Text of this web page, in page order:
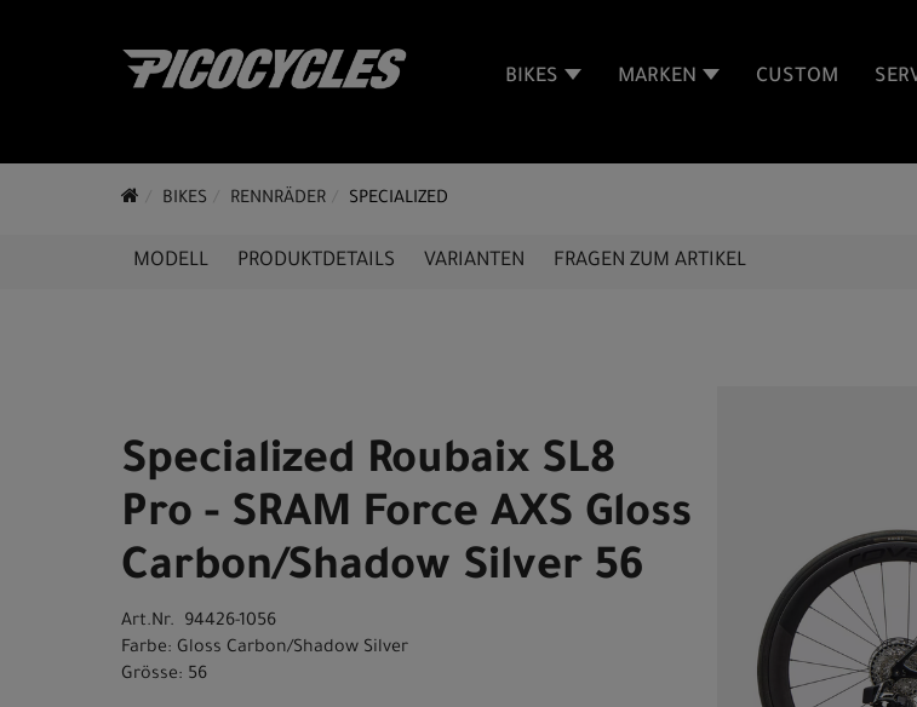
BIKES MARKEN CUSTOM
BIKES RENNRÄDER SPECIALIZED
MODELL PRODUKTDETAILS VARIANTEN FRAGEN ZUM ARTIKEL
Specialized Roubaix SL8
Pro - SRAM Force AXS Gloss
Carbon/Shadow Silver 56
Art.Nr. 94426-1056
Farbe: Gloss Carbon/Shadow Silver
Grösse: 56